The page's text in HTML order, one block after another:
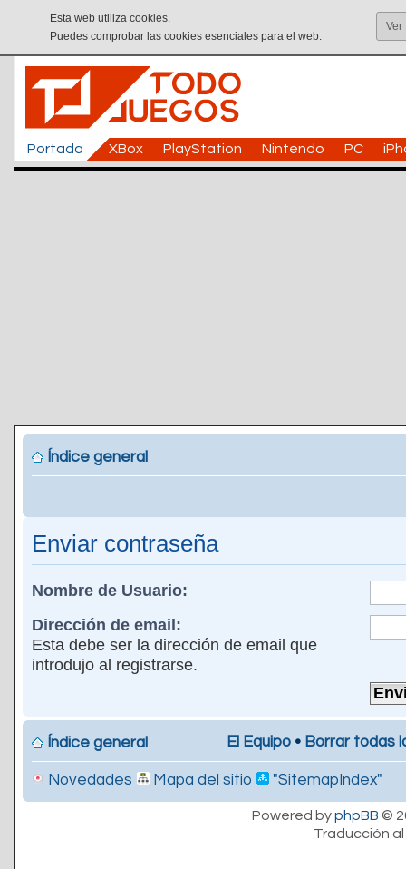
Esta web utiliza cookies.
Puedes comprobar las cookies esenciales para el web.
Ver
Portada XBox PlayStation Nintendo PC
Índice general
Enviar contraseña
Nombre de Usuario:
Dirección de email:
Esta debe ser la dirección de email que
introdujo al registrarse.
Índice general El Equipo • Borrar todas
Novedades Mapa del sitio "SitemapIndex"
Powered byphpBB ©
Traducción